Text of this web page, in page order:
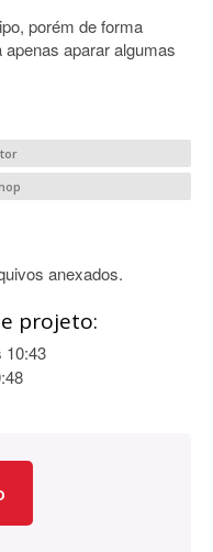
porém de forma
aparar algumas
anexados.
projeto:
10:43